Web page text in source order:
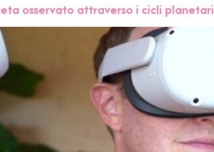
osservato attraverso i cicli planetari